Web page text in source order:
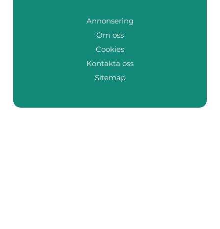
Annonsering
Om oss
Cookies
Kontakta oss
Sitemap